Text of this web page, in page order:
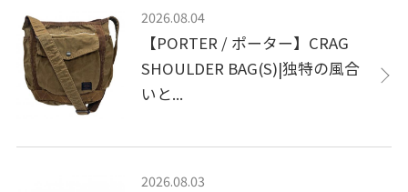
2026.08.04
【PORTER / ポーター】CRAG
SHOULDER BAG(S)|独特の風合
いと...
2026.08.03